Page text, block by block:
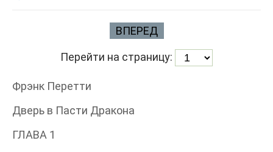
ВПЕРЕД
Перейти на страницу:
Фрэнк Перетти
Дверь в Пасти Дракона
ГЛАВА 1